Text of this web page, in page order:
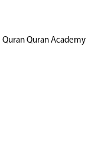
Quran Academy